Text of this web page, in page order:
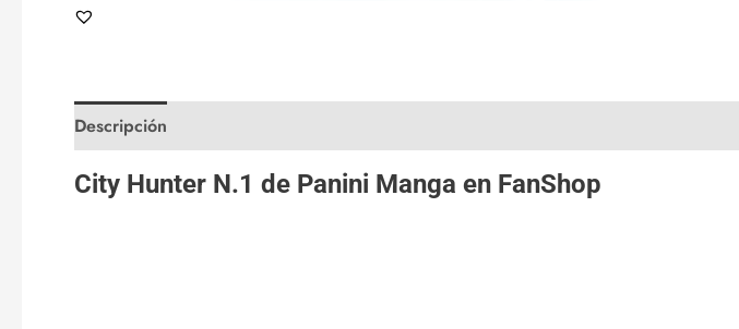
Descripción
City Hunter N.1 de Panini Manga en FanShop